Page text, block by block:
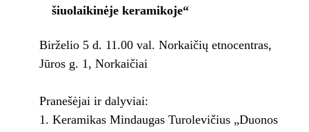
šiuolaikinėje keramikoje“
Birželio 5 d. 11.00 val. Norkaičių etnocentras,
Jūros g. 1, Norkaičiai
Pranešėjai ir dalyviai:
Keramikas Mindaugas Turolevičius „Duonos